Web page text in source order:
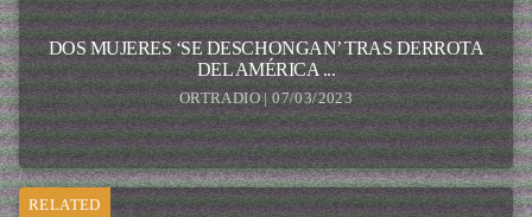
DOS MUJERES ‘SE DESCHONGAN’ TRAS DERROTA
DEL AMÉRICA ...
ORTRADIO | 07/03/2023
RELATED